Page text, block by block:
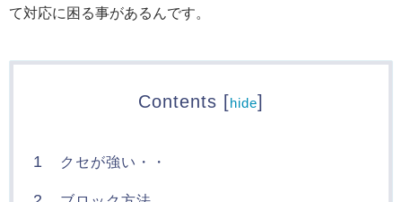
て対応に困る事があるんです。
Contents [hide]
1 クセが強い・・